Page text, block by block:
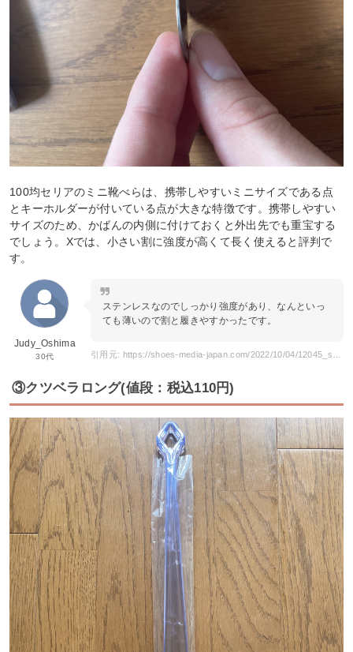
100均セリアのミニ靴べらは、携帯しやすいミニサイズである点
とキーホルダーが付いている点が大きな特徴です。携帯しやすい
サイズのため、かばんの内側に付けておくと外出先でも重宝する
でしょう。Xでは、小さい割に強度が高くて長く使えると評判で
す。
Judy_Oshima
30代
ステンレスなのでしっかり強度があり、なんといっ
ても薄いので割と履きやすかったです。
③クツベラロング(値段：税込110円)